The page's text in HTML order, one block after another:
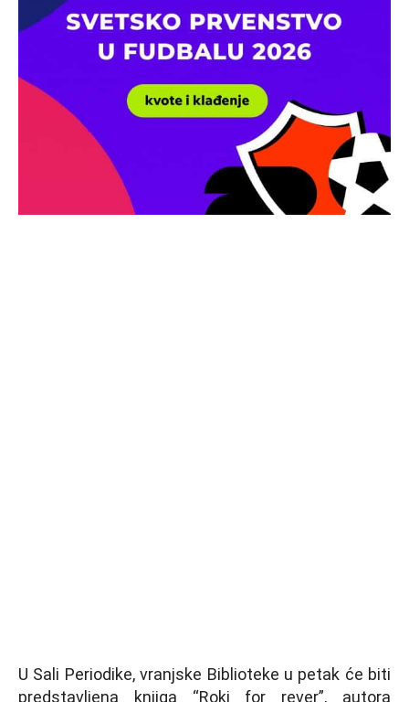
U Sali Periodike, vranjske Biblioteke u petak će biti
predstavljena knjiga “Roki for rever”, autora